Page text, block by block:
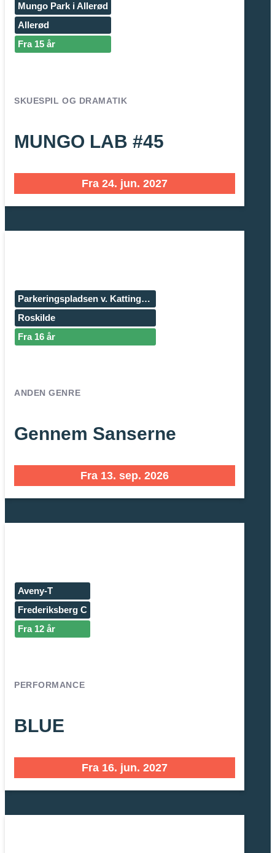
Mungo Park i Allerød
Allerød
Fra 15 år
SKUESPIL OG DRAMATIK
MUNGO LAB #45
Fra 24. jun. 2027
Parkeringspladsen v. Kattinge Værk
Roskilde
Fra 16 år
ANDEN GENRE
Gennem Sanserne
Fra 13. sep. 2026
Aveny-T
Frederiksberg C
Fra 12 år
PERFORMANCE
BLUE
Fra 16. jun. 2027